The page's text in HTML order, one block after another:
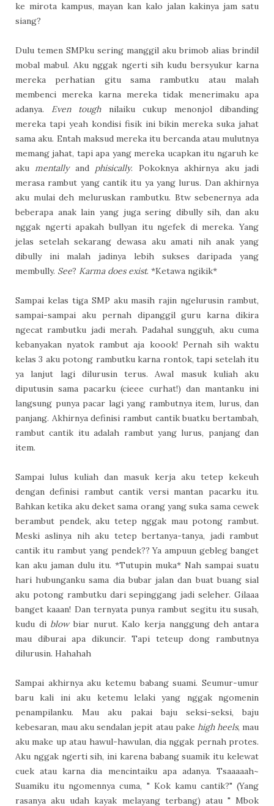
ke mirota kampus, mayan kan kalo jalan kakinya jam satu
siang?
Dulu temen SMPku sering manggil aku brimob alias brindil
mobal mabul. Aku nggak ngerti sih kudu bersyukur karna
mereka perhatian gitu sama rambutku atau malah
membenci mereka karna mereka tidak menerimaku apa
adanya. Even tough nilaiku cukup menonjol dibanding
mereka tapi yeah kondisi fisik ini bikin mereka suka jahat
sama aku. Entah maksud mereka itu bercanda atau mulutnya
memang jahat, tapi apa yang mereka ucapkan itu ngaruh ke
akumentallyand phisically. Pokoknya akhirnya aku jadi
merasa rambut yang cantik itu ya yang lurus. Dan akhirnya
aku mulai deh meluruskan rambutku. Btw sebenernya ada
beberapa anak lain yang juga sering dibully sih, dan aku
nggak ngerti apakah bullyan itu ngefek di mereka. Yang
jelas setelah sekarang dewasa aku amati nih anak yang
dibully ini malah jadinya lebih sukses daripada yang
membully. See? Karma does exist. *Ketawa ngikik*
Sampai kelas tiga SMP aku masih rajin ngelurusin rambut,
sampai-sampai aku pernah dipanggil guru karna dikira
ngecat rambutku jadi merah. Padahal sungguh, aku cuma
kebanyakan nyatok rambut aja koook! Pernah sih waktu
kelas 3 aku potong rambutku karna rontok, tapi setelah itu
ya lanjut lagi dilurusin terus. Awal masuk kuliah aku
diputusin sama pacarku (cieee curhat!) dan mantanku ini
langsung punya pacar lagi yang rambutnya item, lurus, dan
panjang. Akhirnya definisi rambut cantik buatku bertambah,
rambut cantik itu adalah rambut yang lurus, panjang dan
item.
Sampai lulus kuliah dan masuk kerja aku tetep kekeuh
dengan definisi rambut cantik versi mantan pacarku itu.
Bahkan ketika aku deket sama orang yang suka sama cewek
berambut pendek, aku tetep nggak mau potong rambut.
Meski aslinya nih aku tetep bertanya-tanya, jadi rambut
cantik itu rambut yang pendek?? Ya ampuun gebleg banget
kan aku jaman dulu itu. *Tutupin muka* Nah sampai suatu
hari hubunganku sama dia bubar jalan dan buat buang sial
aku potong rambutku dari sepinggang jadi seleher. Gilaaa
banget kaaan! Dan ternyata punya rambut segitu itu susah,
kudu di blowbiar nurut. Kalo kerja nanggung deh antara
mau diburai apa dikuncir. Tapi teteup dong rambutnya
dilurusin. Hahahah
Sampai akhirnya aku ketemu babang suami. Seumur-umur
baru kali ini aku ketemu lelaki yang nggak ngomenin
penampilanku. Mau aku pakai baju seksi-seksi, baju
kebesaran, mau aku sendalan jepit atau pake high heels, mau
aku make up atau hawul-hawulan, dia nggak pernah protes.
Aku nggak ngerti sih, ini karena babang suamik itu kelewat
cuek atau karna dia mencintaiku apa adanya. Tsaaaaah~
Suamiku itu ngomennya cuma, " Kok kamu cantik?" (Yang
rasanya aku udah kayak melayang terbang) atau " Mbok